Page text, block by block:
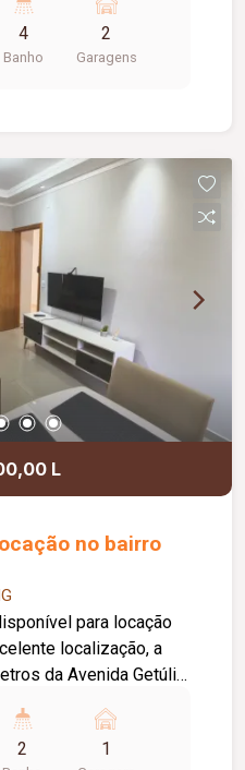
com
4
Banho
2
Garagens
L
no bairro
para locação
localização, a
da Avenida Getúlio
01 vaga de
posicionamento
2 1